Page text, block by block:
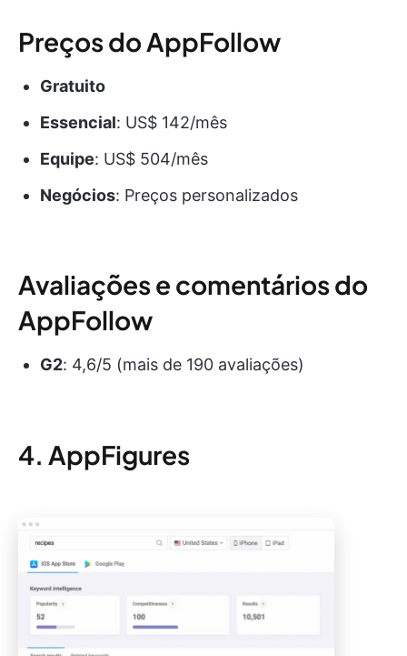
Preços do AppFollow
Gratuito
Essencial: US$ 142/mês
Equipe: US$ 504/mês
Negócios: Preços personalizados
Avaliações e comentários do
AppFollow
G2: 4,6/5 (mais de 190 avaliações)
4. AppFigures